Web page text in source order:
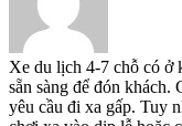
Xe du lịch 4-7 chỗ có ở
sẵn sàng để đón khách.
yêu cầu đi xa gấp. Tuy